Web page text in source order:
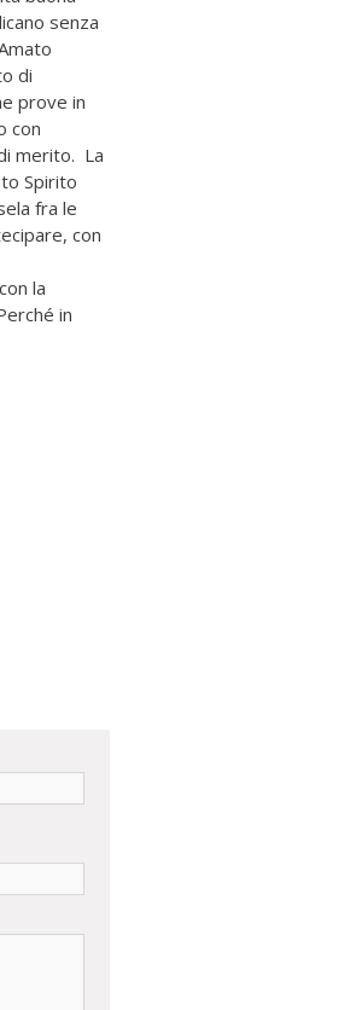
senza
di
prove in
con
merito. La
Spirito
fra le
con
la
in